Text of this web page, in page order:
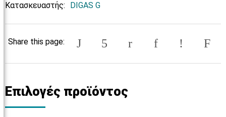
Κατασκευαστής: DIGAS G
Share this page:
Επιλογές προϊόντος